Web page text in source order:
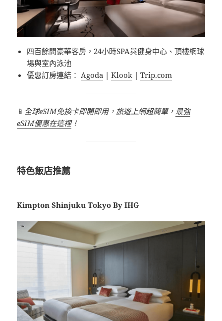
四百餘間豪華客房，24小時SPA與健身中心、頂樓網球
場與室內泳池
優惠訂房連結： Agoda |Klook |Trip.com
📱 全球eSIM免換卡即開即用，旅遊上網超簡單， 最強
eSIM優惠在這裡！
特色飯店推薦
Kimpton Shinjuku Tokyo By IHG